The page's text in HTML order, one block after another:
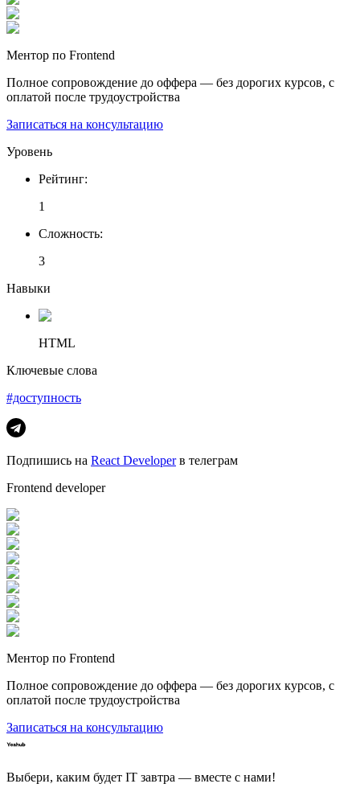
Ментор по Frontend
Полное сопровождение до оффера — без дорогих курсов, с
оплатой после трудоустройства
Записаться на консультацию
Уровень
Рейтинг:
1
Сложность:
3
Навыки
HTML
Ключевые слова
#доступность
Подпишись на React Developerв телеграм
Frontend developer
Ментор по Frontend
Полное сопровождение до оффера — без дорогих курсов, с
оплатой после трудоустройства
Записаться на консультацию
Выбери, каким будет IT завтра — вместе c нами!